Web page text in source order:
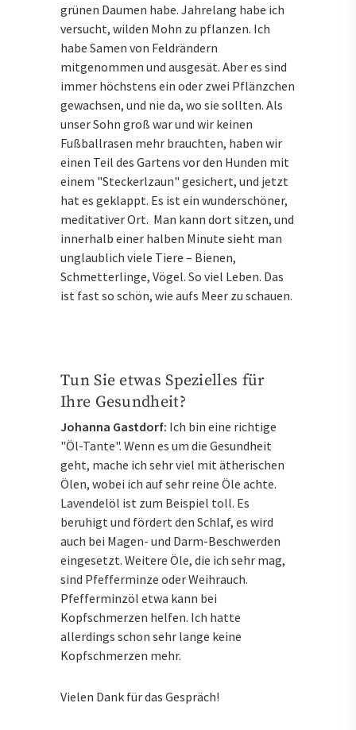
grünen Daumen habe. Jahrelang habe ich
versucht, wilden Mohn zu pflanzen. Ich
habe Samen von Feldrändern
mitgenommen und ausgesät. Aber es sind
immer höchstens ein oder zwei Pflänzchen
gewachsen, und nie da, wo sie sollten. Als
unser Sohn groß war und wir keinen
Fußballrasen mehr brauchten, haben wir
einen Teil des Gartens vor den Hunden mit
einem "Steckerlzaun" gesichert, und jetzt
hat es geklappt. Es ist ein wunderschöner,
meditativer Ort. Man kann dort sitzen, und
innerhalb einer halben Minute sieht man
unglaublich viele Tiere – Bienen,
Schmetterlinge, Vögel. So viel Leben. Das
ist fast so schön, wie aufs Meer zu schauen.
Tun Sie etwas Spezielles für
Ihre Gesundheit?
Johanna Gastdorf: Ich bin eine richtige
"Öl-Tante". Wenn es um die Gesundheit
geht, mache ich sehr viel mit ätherischen
Ölen, wobei ich auf sehr reine Öle achte.
Lavendelöl ist zum Beispiel toll. Es
beruhigt und fördert den Schlaf, es wird
auch bei Magen- und Darm-Beschwerden
eingesetzt. Weitere Öle, die ich sehr mag,
sind Pfefferminze oder Weihrauch.
Pfefferminzöl etwa kann bei
Kopfschmerzen helfen. Ich hatte
allerdings schon sehr lange keine
Kopfschmerzen mehr.
Vielen Dank für das Gespräch!